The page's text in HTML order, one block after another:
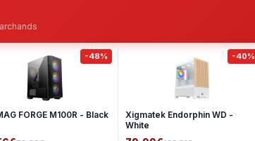
-48%
FORGE M100R - Black
-40%
Xigmatek Endorphin WD -
White